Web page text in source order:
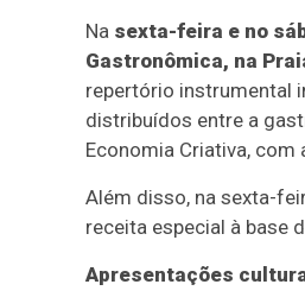
Na sexta-feira e no
Gastronômica, na
repertório instrumental
distribuídos entre a
Economia Criativa,
Além disso, na sexta-
receita especial à base
Apresentações